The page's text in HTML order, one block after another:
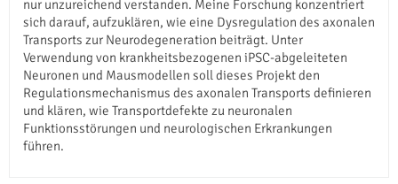
nur unzureichend verstanden. Meine Forschung konzentriert
sich darauf, aufzuklären, wie eine Dysregulation des axonalen
Transports zur Neurodegeneration beiträgt. Unter
Verwendung von krankheitsbezogenen iPSC-abgeleiteten
Neuronen und Mausmodellen soll dieses Projekt den
Regulationsmechanismus des axonalen Transports definieren
und klären, wie Transportdefekte zu neuronalen
Funktionsstörungen und neurologischen Erkrankungen
führen.